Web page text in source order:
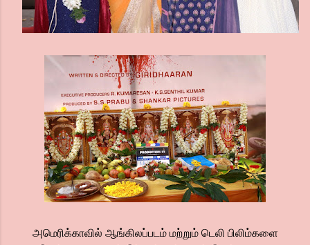
அமெரிக்காவில் ஆங்கிலப்படம் மற்றும் டெலி பிலிம்களை